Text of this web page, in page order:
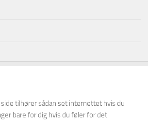
tilhører sådan set internettet hvis du
bare for dig hvis du føler for det.